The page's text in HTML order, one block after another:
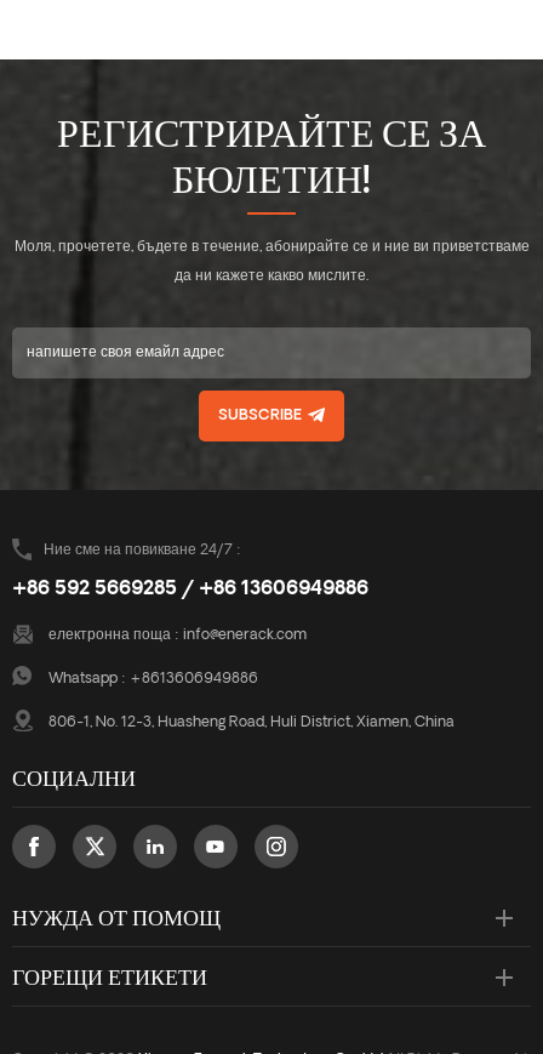
РЕГИСТРИРАЙТЕ СЕ ЗА
БЮЛЕТИН!
Моля, прочетете, бъдете в течение, абонирайте се и ние ви приветстваме
да ни кажете какво мислите.
SUBSCRIBE
Ние сме на повикване 24/7 :
+86 592 5669285 / +86 13606949886
електронна поща : info@enerack.com
Whatsapp : +8613606949886
806-1, No. 12-3, Huasheng Road, Huli District, Xiamen, China
СОЦИАЛНИ
НУЖДА ОТ ПОМОЩ
ГОРЕЩИ ЕТИКЕТИ